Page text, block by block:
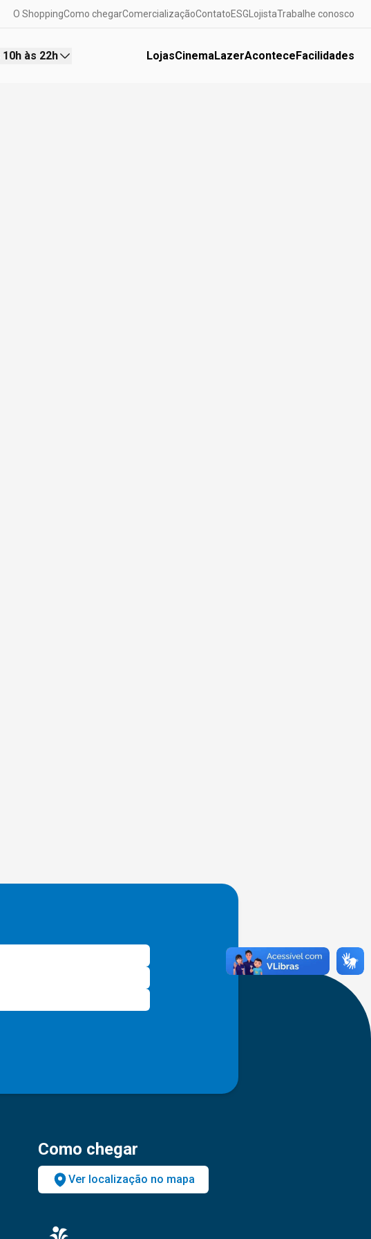
O ShoppingComo chegarComercializaçãoContatoESG LojistaTrabalhe conosco
10h às 22h LojasCinemaLazerAconteceFacilidades
Como chegar
Ver localização no mapa